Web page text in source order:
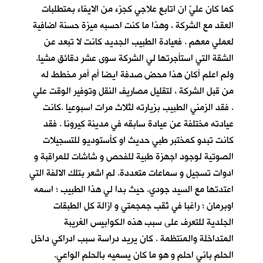
كما كان عليّ ان اتابع علاجي كجزء من الايفاء بمتطلبات
العقد مع الشركة ، وهذا ما كنت احسبه ميزة حسنة اضافية
لعملي معهم . فعيادة الطبيب الجديد كانت لا تبعد عن
الشقة التي استأجرتها لي الشركة سوى عشر دقائق مشيا.
ولم اعلم أكان هذا محض صدفة ايضا أم أمر مخطط له
من قبل الشركة ، لتقليل مصاريف النقل وتوفير الوقت علي
. فقد الزمني الطبيب بزيارته لثلاث مرات اسبوعيا .كانت
عيادته مختلفة عن عيادة سابقه في مدينة كيرونا . فقد
كانت تبدو كمختبر طبي حديث او كأستوديو للتسجيلات
الصوتية لوجود اجهزة طبية للفحص و شاشات للمراقبة و
ادوات تسجيل و سماعات متعددة. لم اشعر بتلك الالفة التي
اعتدتها مع السيد جودي. حيث بدا لي هذا الطبيب ؛ اسمه
اوبرمان ؛ راغبا في ثقب جمجمتي و ازالة كل الطبقات
الجلدية للتعرف على سبب هذه الكوابيس الغريبة
المتداخلة والمنتظمة . كان يريد دراسة سبب ادراكي داخل
الحلم باني احلم و هو ما كان يسميه بالحلم الواعي.